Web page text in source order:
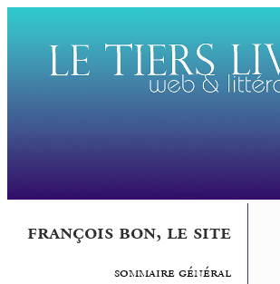
françois bon, le site
sommaire général